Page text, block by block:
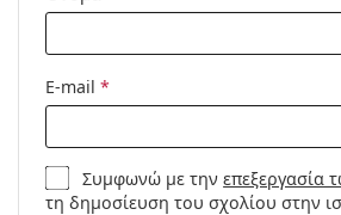
E-mail *
Συμφωνώ με τηνεπεξεργασία
τη δημοσίευση του σχολίου στην